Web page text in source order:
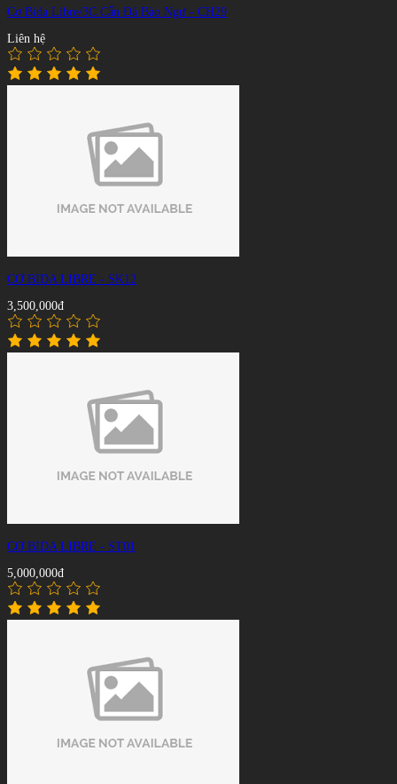
Cơ Bida Libre/3C Cẩn Đá Bào Ngư - CH29
Liên hệ
CƠ BIDA LIBRE - SK12
3,500,000đ
CƠ BIDA LIBRE - ST01
5,000,000đ